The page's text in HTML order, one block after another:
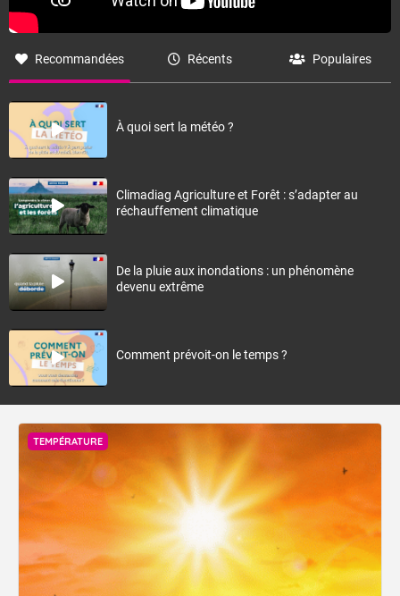
Recommandées Récents Populaires
À quoi sert la météo ?
Climadiag Agriculture et Forêt : s’adapter au
réchauffement climatique
De la pluie aux inondations : un phénomène
devenu extrême
Comment prévoit-on le temps ?
TEMPÉRATURE